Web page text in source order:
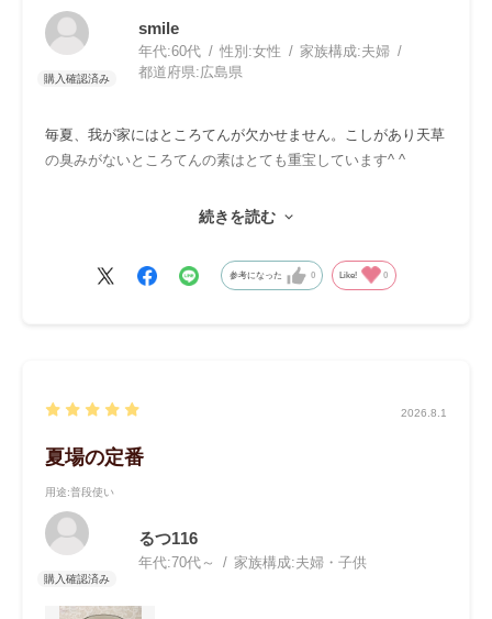
smile
年代:60代 性別:女性 家族構成:夫婦
都道府県:広島県
毎夏、我が家にはところてんが欠かせません。こしがあり天草
の臭みがないところてんの素はとても重宝しています^ ^
毎回2本分を一度に作りあんこやヨーグルト、蜂蜜を添えてお
続きを読む
参考になった 0 Like! 0
2026.8.1
夏場の定番
用途:普段使い
るつ116
年代:70代～ 家族構成:夫婦・子供